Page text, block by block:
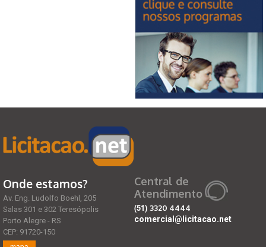
Onde estamos?
Av. Eng. Ludolfo Boehl, 205
Salas 301 e 302 Teresópolis
Porto Alegre - RS
CEP: 91720-150
Central de
Atendimento
(51) 3320 4444
comercial@licitacao.net